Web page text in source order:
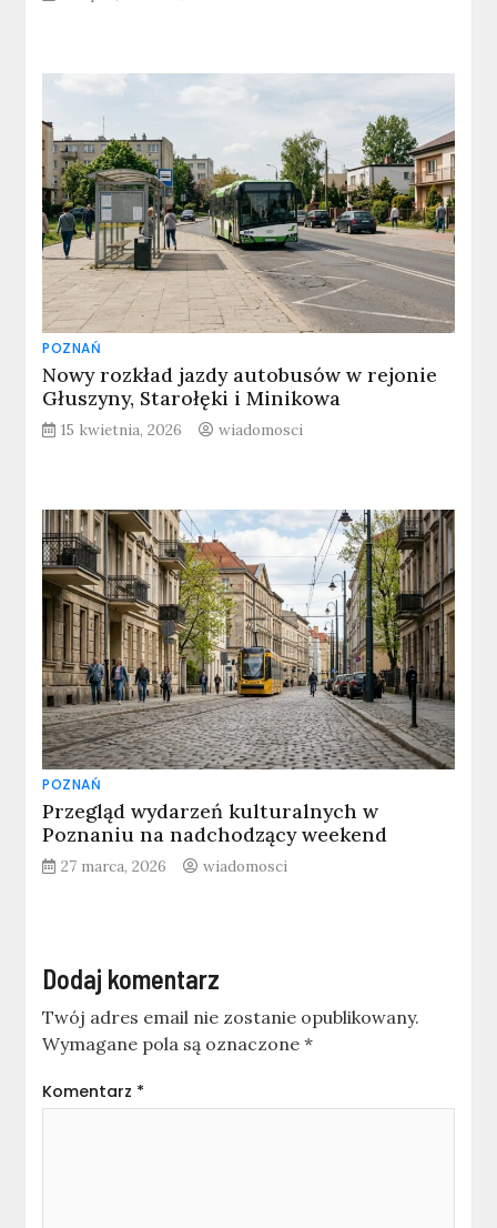
POZNAŃ
Nowy rozkład jazdy autobusów w rejonie
Głuszyny, Starołęki i Minikowa
15 kwietnia, 2026 wiadomosci
POZNAŃ
Przegląd wydarzeń kulturalnych w
Poznaniu na nadchodzący weekend
27 marca, 2026 wiadomosci
Dodaj komentarz
Twój adres email nie zostanie opublikowany.
Wymagane pola są oznaczone*
Komentarz *